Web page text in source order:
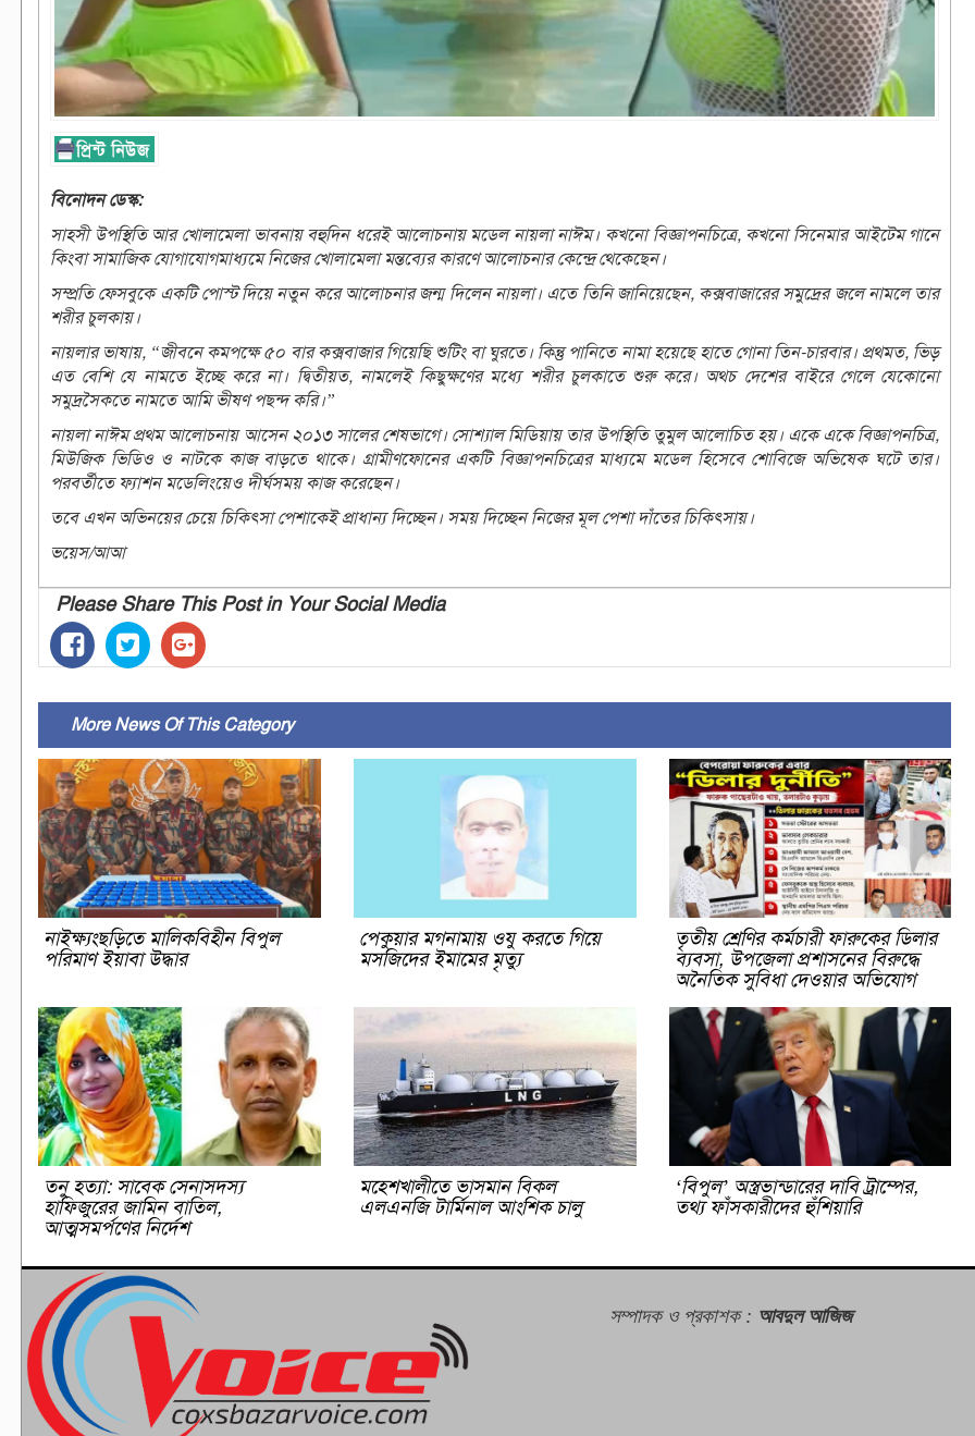
বিনোদন ডেস্ক:
সাহসী উপস্থিতি আর খোলামেলা ভাবনায় বহুদিন ধরেই আলোচনায় মডেল নায়লা নাঈম। কখনো বিজ্ঞাপনচিত্রে, কখনো সিনেমার আইটেম গানে
কিংবা সামাজিক যোগাযোগমাধ্যমে নিজের খোলামেলা মন্তব্যের কারণে আলোচনার কেন্দ্রে থেকেছেন।
সম্প্রতি ফেসবুকে একটি পোস্ট দিয়ে নতুন করে আলোচনার জন্ম দিলেন নায়লা। এতে তিনি জানিয়েছেন, কক্সবাজারের সমুদ্রের জলে নামলে তার
শরীর চুলকায়।
নায়লার ভাষায়, “জীবনে কমপক্ষে ৫০ বার কক্সবাজার গিয়েছি শুটিং বা ঘুরতে। কিন্তু পানিতে নামা হয়েছে হাতে গোনা তিন-চারবার। প্রথমত, ভিড়
এত বেশি যে নামতে ইচ্ছে করে না। দ্বিতীয়ত, নামলেই কিছুক্ষণের মধ্যে শরীর চুলকাতে শুরু করে। অথচ দেশের বাইরে গেলে যেকোনো
সমুদ্রসৈকতে নামতে আমি ভীষণ পছন্দ করি।”
নায়লা নাঈম প্রথম আলোচনায় আসেন ২০১৩ সালের শেষভাগে। সোশ্যাল মিডিয়ায় তার উপস্থিতি তুমুল আলোচিত হয়। একে একে বিজ্ঞাপনচিত্র,
মিউজিক ভিডিও ও নাটকে কাজ বাড়তে থাকে। গ্রামীণফোনের একটি বিজ্ঞাপনচিত্রের মাধ্যমে মডেল হিসেবে শোবিজে অভিষেক ঘটে তার।
পরবর্তীতে ফ্যাশন মডেলিংয়েও দীর্ঘসময় কাজ করেছেন।
তবে এখন অভিনয়ের চেয়ে চিকিৎসা পেশাকেই প্রাধান্য দিচ্ছেন। সময় দিচ্ছেন নিজের মূল পেশা দাঁতের চিকিৎসায়।
ভয়েস/আআ
Please Share This Post in Your Social Media
More News Of This Category
নাইক্ষ্যংছড়িতে মালিকবিহীন বিপুল
পরিমাণ ইয়াবা উদ্ধার
পেকুয়ার মগনামায় ওযু করতে গিয়ে
মসজিদের ইমামের মৃত্যু
তৃতীয় শ্রেণির কর্মচারী ফারুকের ডিলার
ব্যবসা, উপজেলা প্রশাসনের বিরুদ্ধে
অনৈতিক সুবিধা দেওয়ার অভিযোগ
তনু হত্যা: সাবেক সেনাসদস্য
হাফিজুরের জামিন বাতিল,
আত্মসমর্পণের নির্দেশ
মহেশখালীতে ভাসমান বিকল
এলএনজি টার্মিনাল আংশিক চালু
‘বিপুল’ অস্ত্রভান্ডারের দাবি ট্রাম্পের,
তথ্য ফাঁসকারীদের হুঁশিয়ারি
সম্পাদক ও প্রকাশক: আবদুল আজিজ